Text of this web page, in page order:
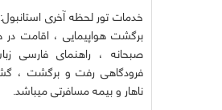
خدمات تور لحظه آخری
برگشت هواپیمایی ، اقامت در
صبحانه ، راهنمای فارسی
فرودگاهی رفت و برگشت ،
ناهار و بیمه مسافرتی میباشد.